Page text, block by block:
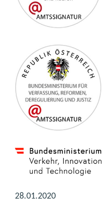
28.01.2020